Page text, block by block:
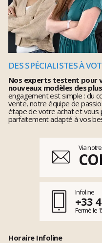
DES SPÉCIALISTES À
Nos experts testent pour
nouveaux modèles des
engagement est simple : du
vente, notre équipe de
étape de votre achat et vous
parfaitement adapté à vos
Via
Infoline
+33
Fermé le
Horaire Infoline